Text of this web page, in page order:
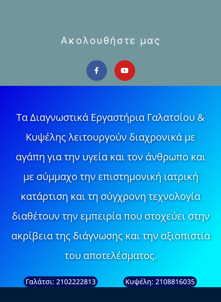
Ακολουθήστε μας
Τα Διαγνωστικά Εργαστήρια Γαλατσίου &
Κυψέλης λειτουργούν διαχρονικά με
αγάπη για την υγεία και τον άνθρωπο και
με σύμμαχο την επιστημονική ιατρική
κατάρτιση και τη σύγχρονη τεχνολογία
διαθέτουν την εμπειρία που στοχεύει στην
ακρίβεια της διάγνωσης και την αξιοπιστία
του αποτελέσματος.
Γαλάτσι: 2102222813 Κυψέλη: 2108816035